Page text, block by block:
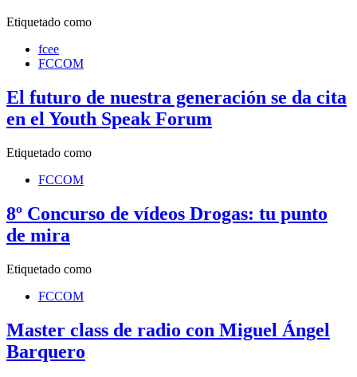
Etiquetado como
fcee
FCCOM
El futuro de nuestra generación se da cita
en el Youth Speak Forum
Etiquetado como
FCCOM
8º Concurso de vídeos Drogas: tu punto
de mira
Etiquetado como
FCCOM
Master class de radio con Miguel Ángel
Barquero